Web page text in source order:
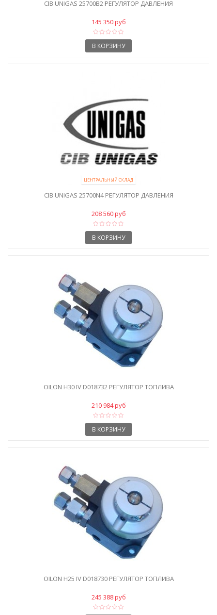
CIB UNIGAS 25700B2 РЕГУЛЯТОР ДАВЛЕНИЯ
145 350 руб
В КОРЗИНУ
ЦЕНТРАЛЬНЫЙ СКЛАД
CIB UNIGAS 25700N4 РЕГУЛЯТОР ДАВЛЕНИЯ
208 560 руб
В КОРЗИНУ
OILON H30 IV D018732 РЕГУЛЯТОР ТОПЛИВА
210 984 руб
В КОРЗИНУ
OILON H25 IV D018730 РЕГУЛЯТОР ТОПЛИВА
245 388 руб